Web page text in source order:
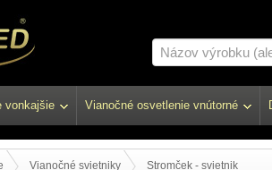
vonkajšie Vianočné osvetlenie vnútorné
Vianočné svietniky Stromček - svietnik